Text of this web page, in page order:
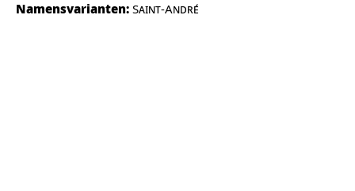
Namensvarianten: Saint-André